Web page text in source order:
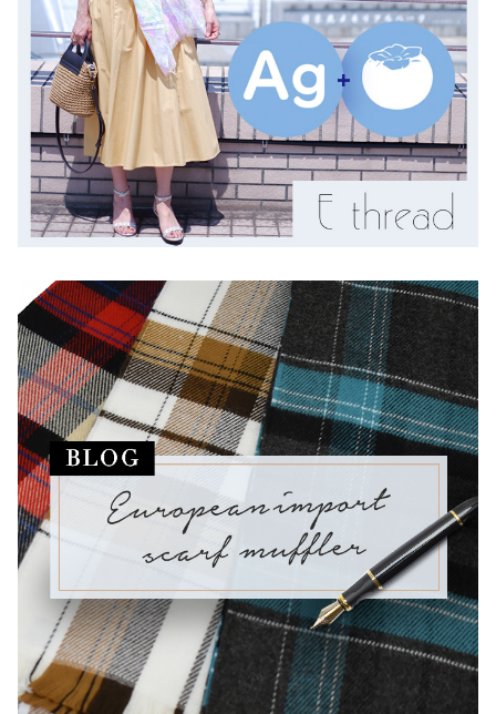
春夏ストール
付け襟
マスク